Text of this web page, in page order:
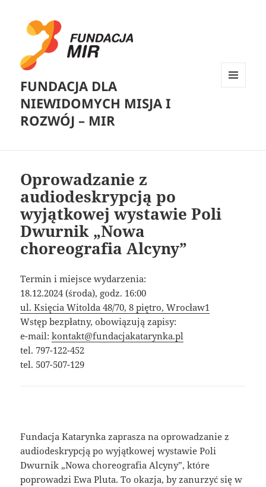
FUNDACJA DLA
NIEWIDOMYCH MISJA I
ROZWÓJ – MIR
Oprowadzanie z
audiodeskrypcją po
wyjątkowej wystawie Poli
Dwurnik „Nowa
choreografia Alcyny”
Termin i miejsce wydarzenia:
18.12.2024 (środa), godz. 16:00
ul. Księcia Witolda 48/70, 8 piętro, Wrocław1
Wstęp bezpłatny, obowiązują zapisy:
e-mail:kontakt@fundacjakatarynka.pl
tel. 797-122-452
tel. 507-507-129
Fundacja Katarynka zaprasza na oprowadzanie z
audiodeskrypcją po wyjątkowej wystawie Poli
Dwurnik „Nowa choreografia Alcyny”, które
poprowadzi Ewa Pluta. To okazja, by zanurzyć się w